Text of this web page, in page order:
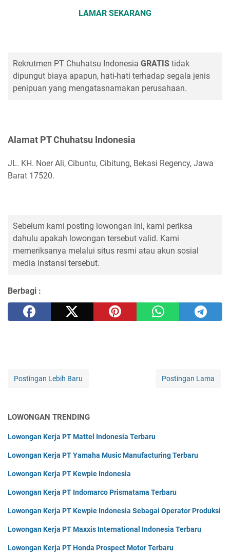
LAMAR SEKARANG
Rekrutmen PT Chuhatsu Indonesia GRATIS tidak
dipungut biaya apapun, hati-hati terhadap segala jenis
penipuan yang mengatasnamakan perusahaan.
Alamat PT Chuhatsu Indonesia
JL. KH. Noer Ali, Cibuntu, Cibitung, Bekasi Regency, Jawa
Barat 17520.
Sebelum kami posting lowongan ini, kami periksa
dahulu apakah lowongan tersebut valid. Kami
memeriksanya melalui situs resmi atau akun sosial
media instansi tersebut.
Berbagi :
Postingan Lebih Baru Postingan Lama
LOWONGAN TRENDING
Lowongan Kerja PT Mattel Indonesia Terbaru
Lowongan Kerja PT Yamaha Music Manufacturing Terbaru
Lowongan Kerja PT Kewpie Indonesia
Lowongan Kerja PT Indomarco Prismatama Terbaru
Lowongan Kerja PT Kewpie Indonesia Sebagai Operator Produksi
Lowongan Kerja PT Maxxis International Indonesia Terbaru
Lowongan Kerja PT Honda Prospect Motor Terbaru